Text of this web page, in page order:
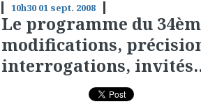
10h30 01 sept. 2008
Le programme du
modifications,
interrogations,